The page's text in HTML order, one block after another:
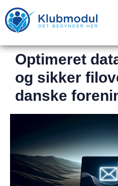
Optimeret
og sikker
danske